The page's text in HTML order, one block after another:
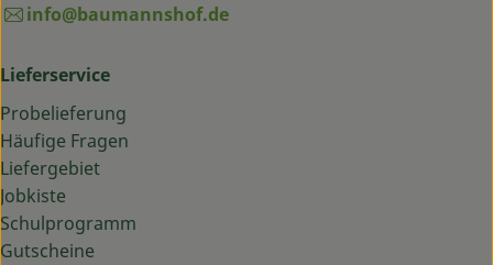
info@baumannshof.de
Lieferservice
Probelieferung
Häufige Fragen
Liefergebiet
Jobkiste
Schulprogramm
Gutscheine